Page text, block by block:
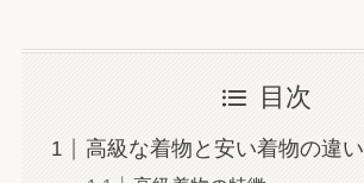
目次
高級な着物と安い着物の違い